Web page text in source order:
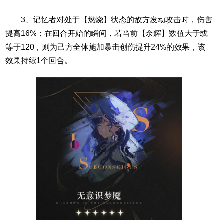
3、记忆者对处于【燃烧】状态的敌方发动攻击时，伤害
提高16%；在回合开始的瞬间，若当前【余辉】数值大于或
等于120，则为己方全体施加暴击创伤提升24%的效果，该
效果持续1个回合。